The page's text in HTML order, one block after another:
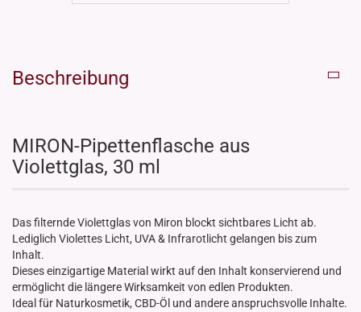
Beschreibung
MIRON-Pipettenflasche aus
Violettglas, 30 ml
Das filternde Violettglas von Miron blockt sichtbares Licht ab.
Lediglich Violettes Licht, UVA & Infrarotlicht gelangen bis zum
Inhalt.
Dieses einzigartige Material wirkt auf den Inhalt konservierend und
ermöglicht die längere Wirksamkeit von edlen Produkten.
Ideal für Naturkosmetik, CBD-Öl und andere anspruchsvolle Inhalte.